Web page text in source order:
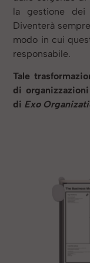
la gestione
Diventerà
modo in cui
responsabile.
Tale
di
di Exo